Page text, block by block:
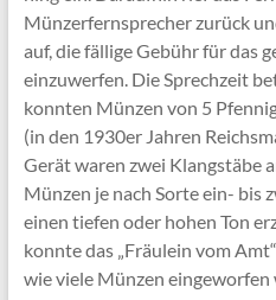
Münzerfernsprecher zurück
auf, die fällige Gebühr für das
einzuwerfen. Die Sprechzeit
konnten Münzen von 5
(in den 1930er Jahren
Gerät waren zwei Klangstäbe
Münzen je nach Sorte ein- bis
einen tiefen oder hohen Ton
konnte das „Fräulein vom
wie viele Münzen eingeworfen